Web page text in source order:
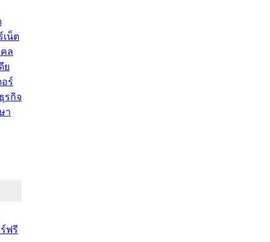
เน็ต
ล
ย
อร์
รกิจ
า
ฟรี